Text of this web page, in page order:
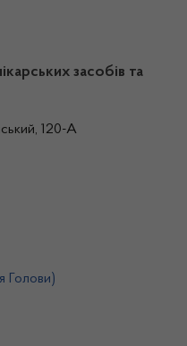
засобів та
120-А
Голови)